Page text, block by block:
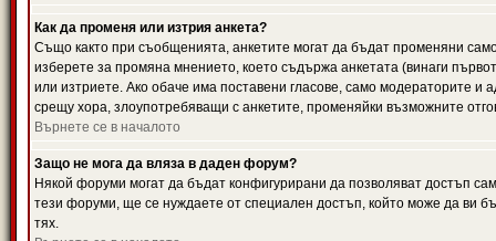
Как да променя или изтрия анкета?
Също както при съобщенията, анкетите могат да бъдат променяни
изберете за промяна мнението, което съдържа анкетата (винаги
или изтриете. Ако обаче има поставени гласове, само модераторите и
срещу хора, злоупотребяващи с анкетите, променяйки възможните
Върнете се в началото
Защо не мога да вляза в даден форум?
Някой форуми могат да бъдат конфигурирани да позволяват достъп
тези форуми, ще се нуждаете от специален достъп, който може да ви
тях.